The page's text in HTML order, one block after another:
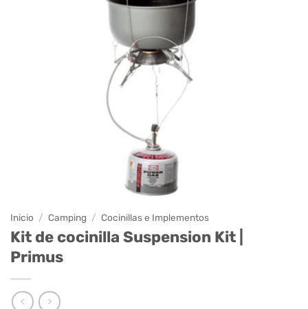
Inicio / Camping / Cocinillas e Implementos
Kit de cocinilla Suspension Kit |
Primus